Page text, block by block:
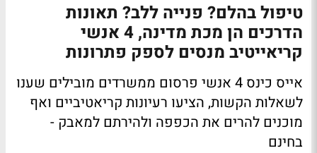
טיפול בהלם? פנייה ללב? תאונות
הדרכים הן מכת מדינה, 4 אנשי
קריאייטיב מנסים לספק פתרונות
אייס כינס 4 אנשי פרסום ממשרדים מובילים שענו
לשאלות הקשות, הציעו רעיונות קריאטיביים ואף
מוכנים להרים את הכפפה ולהירתם למאבק -
בחינם